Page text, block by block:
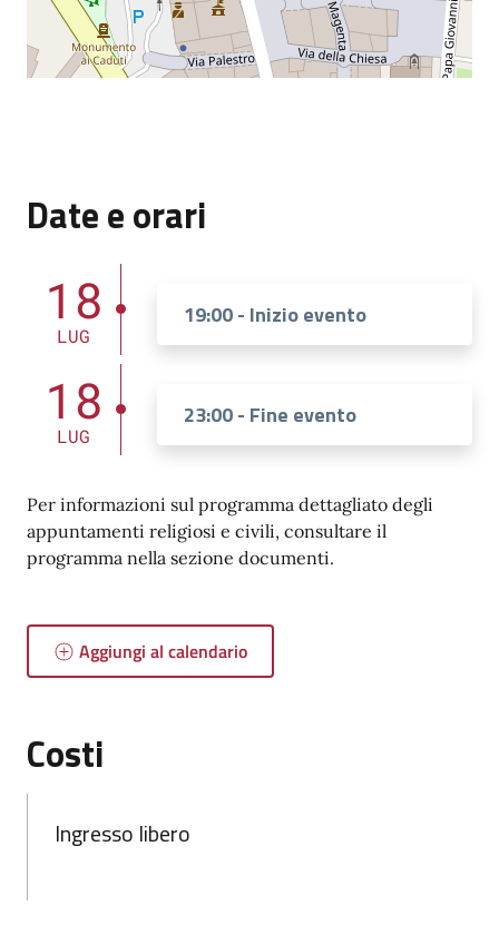
Date e orari
18
LUG
19:00 - Inizio evento
18
LUG
23:00 - Fine evento
Per informazioni sul programma dettagliato degli
appuntamenti religiosi e civili, consultare il
programma nella sezione documenti.
Aggiungi al calendario
Costi
Ingresso libero